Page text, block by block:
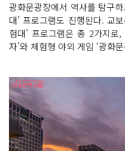
광화문광장에서 역사를 탐구
대’ 프로그램도 진행된다. 교
험대’ 프로그램은 총 2가지로
자’와 체험형 야외 게임 ‘광화